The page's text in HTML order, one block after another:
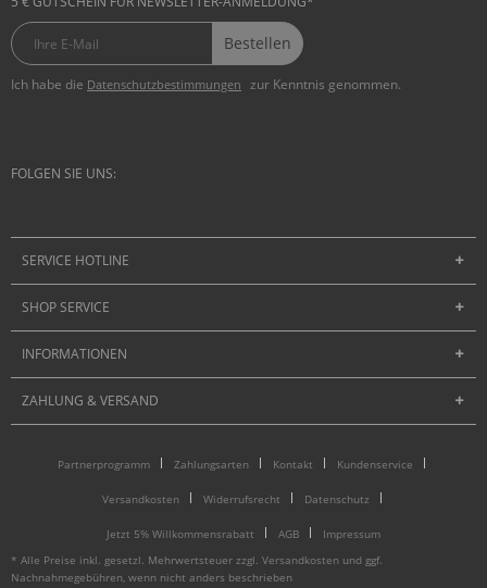
Bestellen
Ich habe die Datenschutzbestimmungen zur Kenntnis genommen.
FOLGEN SIE UNS:
SERVICE HOTLINE
SHOP SERVICE
INFORMATIONEN
ZAHLUNG & VERSAND
Partnerprogramm Zahlungsarten Kontakt Kundenservice
Versandkosten Widerrufsrecht Datenschutz
Jetzt 5% Willkommensrabatt AGB
Impressum
* Alle Preise inkl. gesetzl. Mehrwertsteuer zzgl. Versandkosten und ggf.
Nachnahmegebühren, wenn nicht anders beschrieben